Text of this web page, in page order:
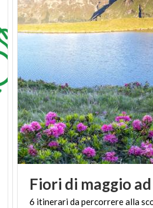
Fiori di maggioad
6 itineraridapercorrerealla